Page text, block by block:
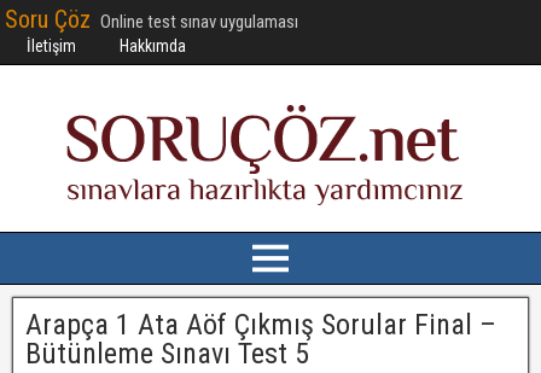
Soru Çöz Online test sınav uygulaması
İletişim Hakkımda
Arapça 1 Ata Aöf Çıkmış Sorular Final –
Bütünleme Sınavı Test 5